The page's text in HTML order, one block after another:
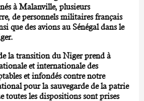
à Malanville, plusieurs
de personnels militaires français
que des avions au Sénégal dans le
la transition du Niger prend à
et internationale des
et infondés contre notre
pour la sauvegarde de la patrie
toutes les dispositions sont prises